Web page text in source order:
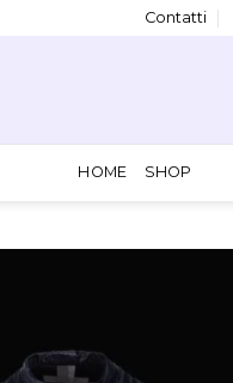
Contatti
HOME SHOP